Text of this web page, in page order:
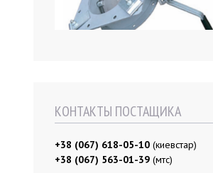
КОНТАКТЫ ПОСТАЩИКА
+38 (067) 618-05-10 (киевстар)
+38 (067) 563-01-39 (мтс)